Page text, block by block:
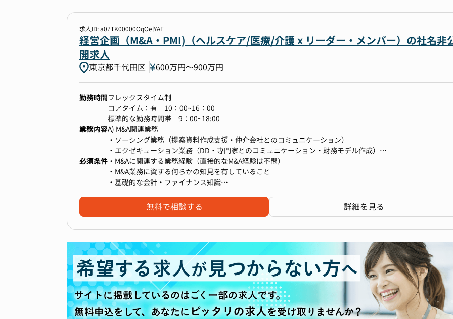
既存の人月単価モデル×成功報酬モデルを新たに確立させることでクライアントに実益を提供し、
コンサルタントの金銭的報酬含めた価値を創出できるようなビジネスモデルの変革を目指しています。
また、Strategy&M&Aポジションでは大きく4つの領域に分かれており、それぞれがコラボレーションしながら
クライアントへのご支援を行っております。
①Pure Strategy
クライアント企業の成長と競争力強化を支援するため、中長期経営計画の策定支援をはじめ、
M&A戦略の立案および実行支援、新規事業開発戦略の策定など、企業の重要な意思決定をサポートします。
加えて、市場分析や競合分析を通じた戦略的示唆の提供、事業ポートフォリオ最適化の支援を行い、クライア
ントの持続的な成長に貢献します。
＜主なプロジェクト事例＞
・グローバルで展開する製造業に向けた中期経営計画策定支援
・大手鉄道会社の新規事業戦略立案支援
・大手小売業のM&A戦略策定と実行支援
・大手インフラ企業の事業ポートフォリオ見直し支援 など
②Valuation＆Modeling
M&Aや戦略的意思決定を支援するため、企業価値評価モデルの構築と分析を通じて、投資判断に必要なイン
イトを提供します。
また財務デューデリジェンスの実施により、取引のリスクと機会を精査し、適切な意思決定をサポートしま
す。
さらに、財務予測モデルの作成と分析を行い、事業の将来性を見極めるとともに、M&A取引におけるバリュエ
ーション支援を行い、クライアントの成長戦略を支えます。
＜主なプロジェクト事例＞
求人ID: a07TK00000OqOelYAF
経営企画（M&A・PMI)（ヘルスケア/医療/介護 x リーダー・メンバー）の社名非
開求人
東京都千代田区 600万円〜900万円
勤務時間フレックスタイム制
コアタイム：有 10：00~16：00
標準的な勤務時間帯 9：00~18:00
業務内容A) M&A関連業務
・ソーシング業務（提案資料作成支援・仲介会社とのコミュニケーション）
・エクゼキューション業務（DD・専門家とのコミュニケーション・財務モデル作成）
・PMI業務（M&A後の統合支援）
B) 経営企画・財務業務
・グループ会社の経営支援
・グループ経営計画策定支援
▼求人のアピールポイント
・M&A案件数は豊富
・会社設立3か月で1件のM&Aを実行したほか、足元でも複数のパイプラインあり
必須条件 ・M&Aに関連する業務経験（直接的なM&A経験は不問）
・M&A業務に資する何らかの知見を有していること
・基礎的な会計・ファイナンス知識
無料で相談する 詳細を見る